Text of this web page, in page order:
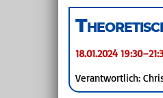
18.01.2024
Verantwortlich: